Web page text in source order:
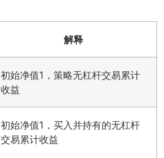
解释
初始净值1，策略无杠杆交易累计
收益
初始净值1，买入并持有的无杠杆
交易累计收益